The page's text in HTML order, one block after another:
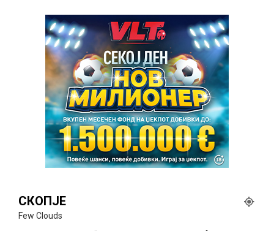
СКОПЈЕ
Few Clouds